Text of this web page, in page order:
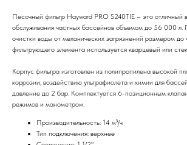
Песочный фильтр Hayward PRO S240TIE – это отличный
обслуживания частных бассейнов объемом до 56 000 л.
очистки воды от механических загрязнений размером
фильтрующего элемента используется кварцевый или
Корпус фильтра изготовлен из полипропилена высокой
коррозии, воздействию ультрафиолета и химии для
давление до 2 бар. Комплектуется 6-позиционным
режимов и манометром.
Производительность: 14 м³/ч
Тип подключения: верхнее